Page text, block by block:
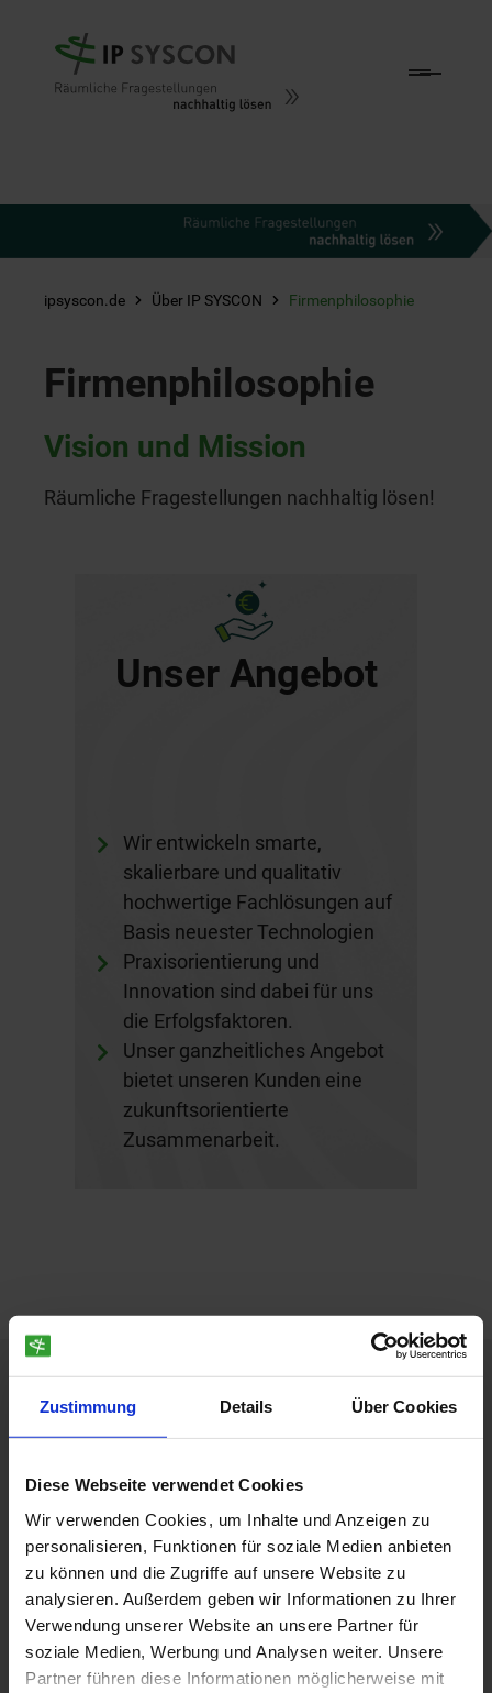
Zustimmung Details Über Cookies
Diese Webseite verwendet Cookies
Wir verwenden Cookies, um Inhalte und Anzeigen zu
personalisieren, Funktionen für soziale Medien anbieten
zu können und die Zugriffe auf unsere Website zu
analysieren. Außerdem geben wir Informationen zu Ihrer
Verwendung unserer Website an unsere Partner für
soziale Medien, Werbung und Analysen weiter. Unsere
Partner führen diese Informationen möglicherweise mit
ipsyscon.de Über IP SYSCON Firmenphilosophie
Firmenphilosophie
Vision und Mission
Räumliche Fragestellungen nachhaltig lösen!
Unser Angebot
Wir entwickeln smarte,
skalierbare und qualitativ
hochwertige Fachlösungen auf
Basis neuester Technologien
Praxisorientierung und
Innovation sind dabei für uns
die Erfolgsfaktoren.
Unser ganzheitliches Angebot
bietet unseren Kunden eine
zukunftsorientierte
Zusammenarbeit.